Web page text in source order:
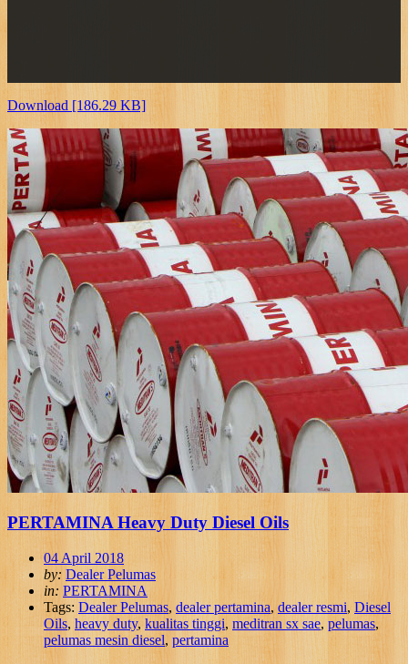
Download [186.29 KB]
PERTAMINA Heavy Duty Diesel Oils
04 April 2018
by: Dealer Pelumas
in: PERTAMINA
Tags: Dealer Pelumas, dealer pertamina, dealer resmi, Diesel
Oils, heavy duty,kualitas tinggi, meditran sx sae, pelumas,
pelumas mesin diesel, pertamina